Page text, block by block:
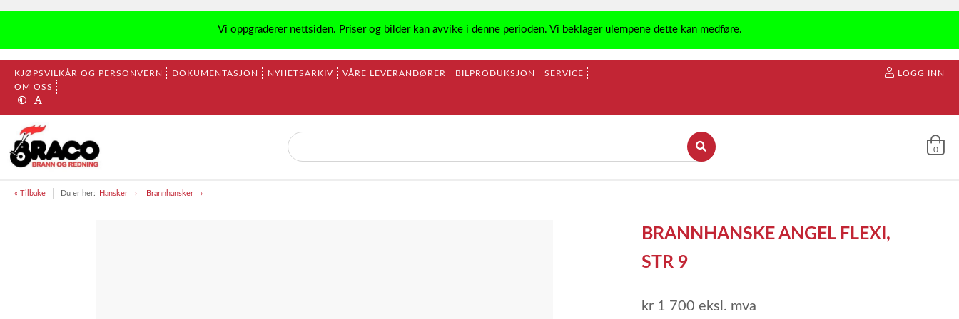
Vi oppgraderer nettsiden. Priser og bilder kan avvike i denne perioden. Vi beklager ulempene dette kan medføre.
KJØPSVILKÅR OG PERSONVERN DOKUMENTASJON NYHETSARKIV VÅRE LEVERANDØRER BILPRODUKSJON
SERVICE
OM OSS
LOGG INN
0
« Tilbake Du er her: Hansker Brannhansker
BRANNHANSKE ANGEL FLEXI,
STR 9
kr 1 700 eksl. mva